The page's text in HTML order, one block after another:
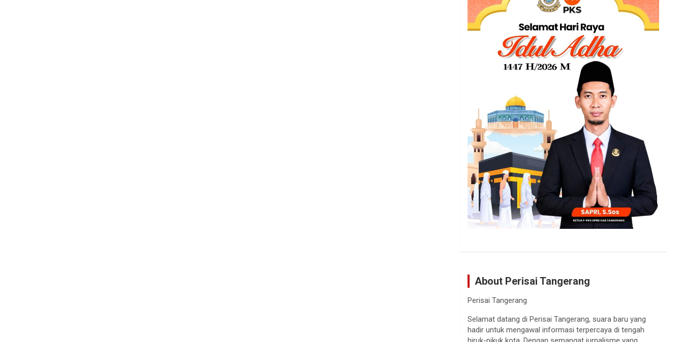
About Perisai Tangerang
Perisai Tangerang
Selamat datang di Perisai Tangerang, suara baru yang
hadir untuk mengawal informasi terpercaya di tengah